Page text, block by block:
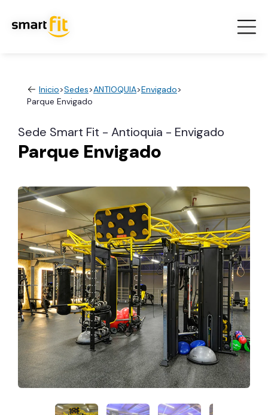
Inicio>Sedes>ANTIOQUIA>Envigado>
Parque Envigado
Sede Smart Fit - Antioquia - Envigado
Parque Envigado